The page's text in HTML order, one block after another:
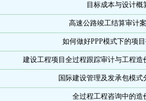
目标成本与设计概
高速公路竣工结算审计
如何做好PPP模式下的项
建设工程项目全过程跟踪审计与工程造
国际建设管理及发承包模式
全过程工程咨询中的造